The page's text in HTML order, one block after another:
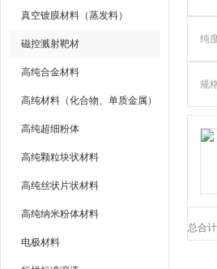
真空镀膜材料（蒸发料）
磁控溅射靶材
高纯合金材料
高纯材料（化合物、单质金属）
高纯超细粉体
高纯颗粒块状材料
高纯丝状片状材料
高纯纳米粉体材料
电极材料
纯
规
总合计